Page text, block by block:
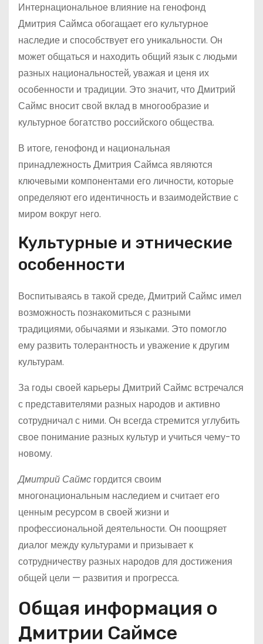
Интернациональное влияние на генофонд
Дмитрия Саймса обогащает его культурное
наследие и способствует его уникальности. Он
может общаться и находить общий язык с людьми
разных национальностей, уважая и ценя их
особенности и традиции. Это значит, что Дмитрий
Саймс вносит свой вклад в многообразие и
культурное богатство российского общества.
В итоге, генофонд и национальная
принадлежность Дмитрия Саймса являются
ключевыми компонентами его личности, которые
определяют его идентичность и взаимодействие с
миром вокруг него.
Культурные и этнические
особенности
Воспитываясь в такой среде, Дмитрий Саймс имел
возможность познакомиться с разными
традициями, обычаями и языками. Это помогло
ему развить толерантность и уважение к другим
культурам.
За годы своей карьеры Дмитрий Саймс встречался
с представителями разных народов и активно
сотрудничал с ними. Он всегда стремится углубить
свое понимание разных культур и учиться чему-то
новому.
Дмитрий Саймс гордится своим
многонациональным наследием и считает его
ценным ресурсом в своей жизни и
профессиональной деятельности. Он поощряет
диалог между культурами и призывает к
сотрудничеству разных народов для достижения
общей цели — развития и прогресса.
Общая информация о
Дмитрии Саймсе